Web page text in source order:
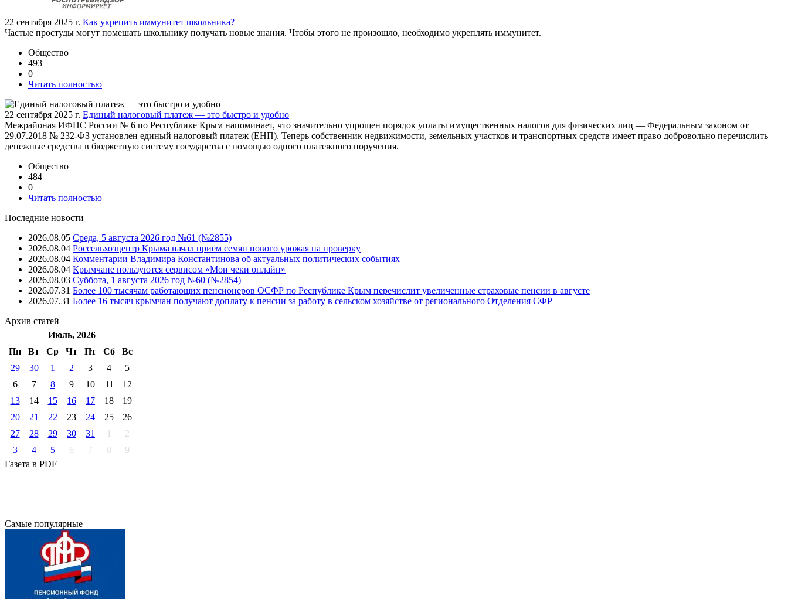
22 сентября 2025 г. Как укрепить иммунитет школьника?
Частые простуды могут помешать школьнику получать новые знания. Чтобы этого не произошло, необходимо укреплять иммунитет.
Общество
493
0
Читать полностью
22 сентября 2025 г. Единый налоговый платеж — это быстро и удобно
Межрайоная ИФНС России № 6 по Республике Крым напоминает, что значительно упрощен порядок уплаты имущественных налогов для физических лиц — Федеральным законом от
29.07.2018 № 232-ФЗ установлен единый налоговый платеж (ЕНП). Теперь собственник недвижимости, земельных участков и транспортных средств имеет право добровольно перечислить
денежные средства в бюджетную систему государства с помощью одного платежного поручения.
Общество
484
0
Читать полностью
Последние новости
2026.08.05 Среда, 5 августа 2026 год №61 (№2855)
2026.08.04 Россельхозцентр Крыма начал приём семян нового урожая на проверку
2026.08.04 Комментарии Владимира Константинова об актуальных политических событиях
2026.08.04 Крымчане пользуются сервисом «Мои чеки онлайн»
2026.08.03 Суббота, 1 августа 2026 год №60 (№2854)
2026.07.31 Более 100 тысячам работающих пенсионеров ОСФР по Республике Крым перечислит увеличенные страховые пенсии в августе
2026.07.31 Более 16 тысяч крымчан получают доплату к пенсии за работу в сельском хозяйстве от регионального Отделения СФР
Архив статей
Июль, 2026
Пн
Вт Ср Чт Пт Cб
Вс
29
30 1 2 3 4
5
6
7 8 9 10 11
12
13
14 15 16 17 18
19
20
21 22 23 24 25
26
27
28 29 30 31 1
2
3
4 5 6 7 8
9
Газета в PDF
Самые популярные